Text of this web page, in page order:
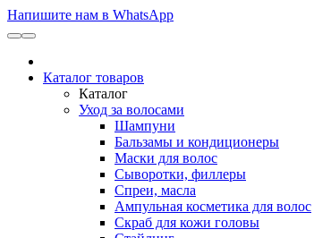
Напишите нам в WhatsApp
Каталог товаров
Каталог
Уход за волосами
Шампуни
Бальзамы и кондиционеры
Маски для волос
Сыворотки, филлеры
Спреи, масла
Ампульная косметика для волос
Скраб для кожи головы